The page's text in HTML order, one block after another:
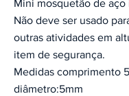
Mini mosquetão de aço
Não deve ser usado
outras atividades em
item de segurança.
Medidas comprimento
diâmetro:5mm